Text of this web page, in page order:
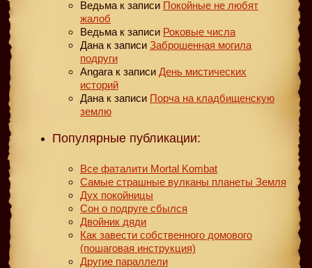
Ведьма к записи Покойные не любят
жалоб
Ведьма к записи Роковые числа
Дана к записи Заброшенная могила
подруги
Angara к записи День мистических
историй
Дана к записи Порча на кладбищенскую
землю
Популярные публикации:
Все фаталити Mortal Kombat
Самые страшные вулканы планеты Земля
Дух покойницы
Сон о подруге сбылся
Двойник дяди
Как завести собственного домового
(пошаговая инструкция)
Другие параллели